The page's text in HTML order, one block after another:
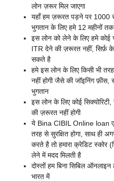
लोन ज़रूर मिल जाएगा
यहाँ हम ज़रूरत पड़ने पर
भुगतान के लिए हमे 12 महीनों
इस लोन को लेने के लिए हमे
ITR देने की ज़रूरत नहीं, सिर्फ़
सकते है
हमे इस लोन के लिए किसी भी
नहीं होगी जैसे की जॉइनिंग फ़ीस,
भुगतान
इस लोन के लिए कोई सिक्योरिटी,
की ज़रूरत नहीं होगी
ये Bina CIBIL Online loan एक
तरह से सुरक्षित होगा, साथ ही
करते है तो हमारा क्रेडिट स्कोर
लेने में मदद मिलती है
दोस्तों हम बिना सिबिल
भारत में